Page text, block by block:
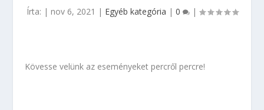
Írta: | nov 6, 2021 | Egyéb kategória | 0 |
Kövesse velünk az eseményeket percről percre!